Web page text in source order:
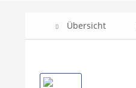
Übersicht